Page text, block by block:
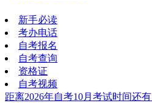
新手必读
考办电话
自考报名
自考查询
资格证
自考视频
距离2026年自考10月考试时间还有